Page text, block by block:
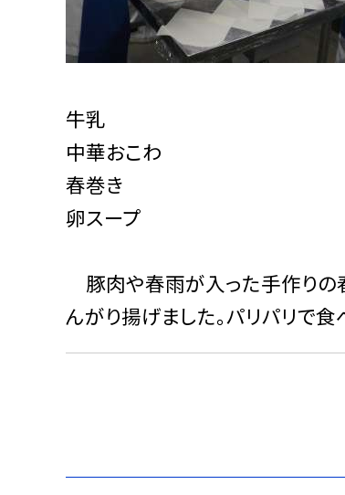
牛乳
中華おこわ
春巻き
卵スープ
豚肉や春雨が入った手作りの
んがり揚げました。パリパリで